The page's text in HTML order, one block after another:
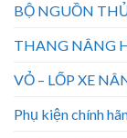
BỘ NGUỒN
THANG NÂNG
VỎ – LỐP XE
Phụ kiện chính